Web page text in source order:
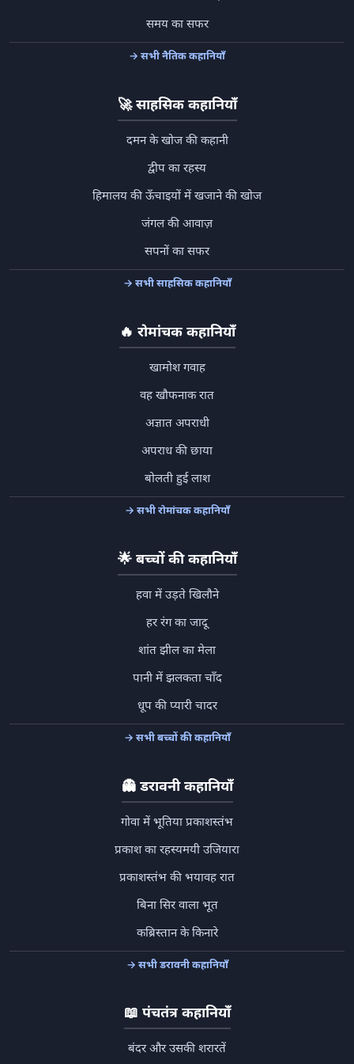
समय का सफर
→ सभी नैतिक कहानियाँ
🚀साहसिक कहानियाँ
दमन के खोज की कहानी
द्वीप का रहस्य
हिमालय की ऊँचाइयों में खजाने की खोज
जंगल की आवाज़
सपनों का सफर
→ सभी साहसिक कहानियाँ
🔥 रोमांचक कहानियाँ
खामोश गवाह
वह खौफनाक रात
अज्ञात अपराधी
अपराध की छाया
बोलती हुई लाश
→ सभी रोमांचक कहानियाँ
🌟बच्चों की कहानियाँ
हवा में उड़ते खिलौने
हर रंग का जादू
शांत झील का मेला
पानी में झलकता चाँद
धूप की प्यारी चादर
→ सभी बच्चों की कहानियाँ
👻डरावनी कहानियाँ
गोवा में भूतिया प्रकाशस्तंभ
प्रकाश का रहस्यमयी उजियारा
प्रकाशस्तंभ की भयावह रात
बिना सिर वाला भूत
कब्रिस्तान के किनारे
→ सभी डरावनी कहानियाँ
📖 पंचतंत्र कहानियाँ
बंदर और उसकी शरारतें